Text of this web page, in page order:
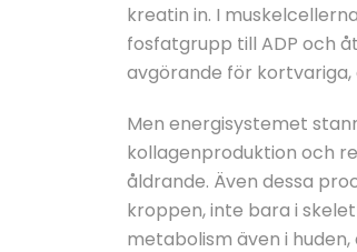
kreatin in. I
fosfatgrupp till ADP och
avgörande för
Men energisystemet
kollagenproduktion och
åldrande. Även dessa
kroppen, inte bara i
metabolism även i